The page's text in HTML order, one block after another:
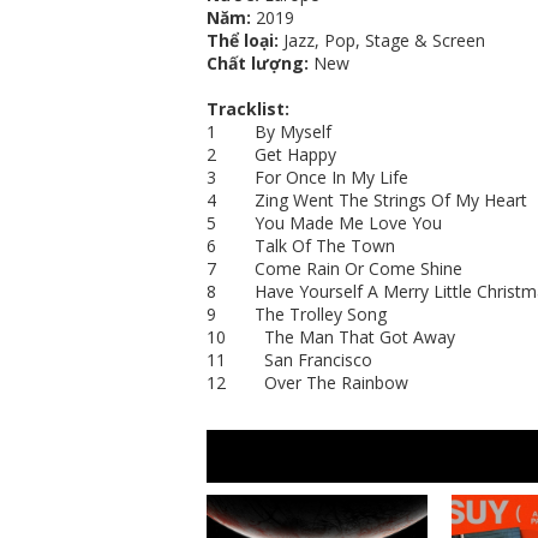
Năm: 2019
Thể loại: Jazz, Pop, Stage & Screen
Chất lượng: New
Tracklist:
1 By Myself
2 Get Happy
3 For Once In My Life
4 Zing Went The Strings Of My Heart
5 You Made Me Love You
6 Talk Of The Town
7 Come Rain Or Come Shine
8 Have Yourself A Merry Little
9 The Trolley Song
10 The Man That Got Away
11 San Francisco
12 Over The Rainbow